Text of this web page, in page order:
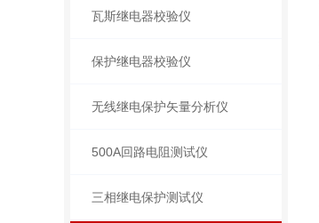
瓦斯继电器校验仪
保护继电器校验仪
无线继电保护矢量分析仪
500A回路电阻测试仪
三相继电保护测试仪